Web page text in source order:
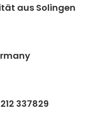
aus Solingen
337829